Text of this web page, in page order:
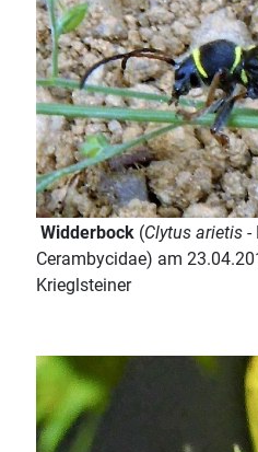
Widderbock (Clytus arietis -
Cerambycidae) am
Krieglsteiner